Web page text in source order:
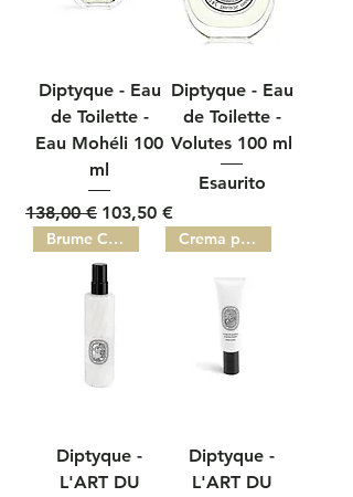
Diptyque - Eau
de Toilette -
Eau Mohéli 100
ml
Prezzo regolare
138,00 € Prezzo scontato
103,50 €
Diptyque - Eau
de Toilette -
Volutes 100 ml
Esaurito
Brume Corps
Diptyque -
L'ART DU
Crema per le mani
Diptyque -
L'ART DU